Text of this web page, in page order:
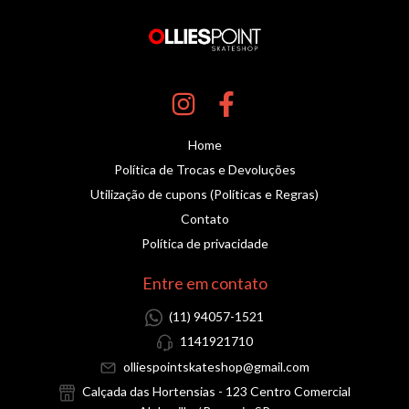
Home
Política de Trocas e Devoluções
Utilização de cupons (Políticas e Regras)
Contato
Política de privacidade
Entre em contato
(11) 94057-1521
1141921710
olliespointskateshop@gmail.com
Calçada das Hortensias - 123 Centro Comercial